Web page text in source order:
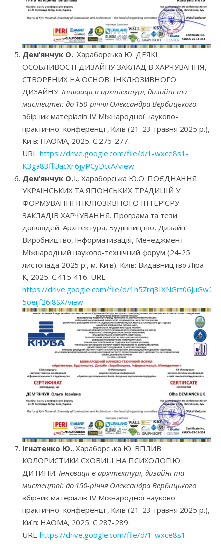
Дем’янчук О., Хараборська Ю. ДЕЯКІ
ОСОБЛИВОСТІ ДИЗАЙНУ ЗАКЛАДІВ ХАРЧУВАННЯ,
СТВОРЕНИХ НА ОСНОВІ ІНКЛЮЗИВНОГО
ДИЗАЙНУ. Інновації в архітектурі, дизайні та
мистецтві: до 150-річчя Олександра Вербицького:
збірник матеріалів IV Міжнародної науково-
практичної конференції, Київ (21-23 травня 2025 р.),
Київ: НАОМА, 2025. С.275-277.
URL: https://drive.google.com/file/d/1-wxce8s1-
K3ga83ffUacXn6jyPCyDccA/view
Дем’янчук О.І., Хараборська Ю.О. ПОЄДНАННЯ
УКРАЇНСЬКИХ ТА ЯПОНСЬКИХ ТРАДИЦІЙ У
ФОРМУВАННІ ІНКЛЮЗИВНОГО ІНТЕР’ЄРУ
ЗАКЛАДІВ ХАРЧУВАННЯ. Програма та тези
доповідей. Архітектура, Будівництво, Дизайн:
Виробництво, Інформатизація, Менеджмент:
Міжнародний науково-технічний форум (24-25
листопада 2025 р., м. Київ). Київ: Видавництво Ліра-
К, 2025. С.415-416. URL:
https://drive.google.com/file/d/1h5Zrq3IXNGrt06JuGw2-
5oeijf26i8SX/view
Ігнатенко Ю., Хараборська Ю. ВПЛИВ
КОЛОРИСТИКИ СХОВИЩ НА ПСИХОЛОГІЮ
ДИТИНИ. Інновації в архітектурі, дизайні та
мистецтві: до 150-річчя Олександра Вербицького:
збірник матеріалів IV Міжнародної науково-
практичної конференції, Київ (21-23 травня 2025 р.),
Київ: НАОМА, 2025. С.287-289.
URL: https://drive.google.com/file/d/1-wxce8s1-